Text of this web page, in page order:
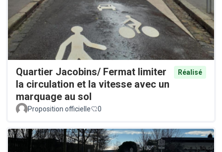
Quartier Jacobins/ Fermat limiter
la circulation et la vitesse avec un
marquage au sol
Réalisé
Proposition officielle 0